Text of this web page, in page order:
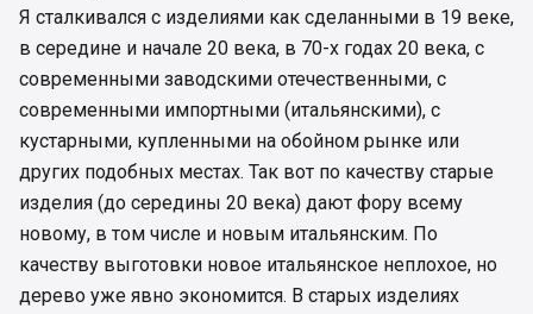
Я сталкивался с изделиями как сделанными в 19 веке,
в середине и начале 20 века, в 70-х годах 20 века, с
современными заводскими отечественными, с
современными импортными (итальянскими), с
кустарными, купленными на обойном рынке или
других подобных местах. Так вот по качеству старые
изделия (до середины 20 века) дают фору всему
новому, в том числе и новым итальянским. По
качеству выготовки новое итальянское неплохое, но
дерево уже явно экономится. В старых изделиях